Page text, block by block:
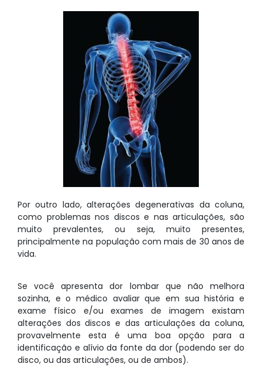
Por outro lado, alterações degenerativas da coluna,
como problemas nos discos e nas articulações, são
muito prevalentes, ou seja, muito presentes,
principalmente na população com mais de 30 anos de
vida.
Se você apresenta dor lombar que não melhora
sozinha, e o médico avaliar que em sua história e
exame físico e/ou exames de imagem existam
alterações dos discos e das articulações da coluna,
provavelmente esta é uma boa opção para a
identificação e alívio da fonte da dor (podendo ser do
disco, ou das articulações, ou de ambos).